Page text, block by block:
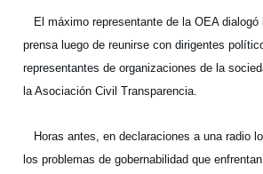
El máximo representante de la OEA dialogó
prensa luego de reunirse con dirigentes
representantes de organizaciones de la
la Asociación Civil Transparencia.
Horas antes, en declaraciones a una radio
los problemas de gobernabilidad que